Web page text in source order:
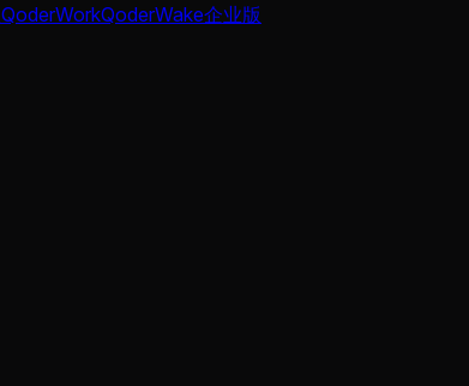
QoderWorkQoderWake企业版